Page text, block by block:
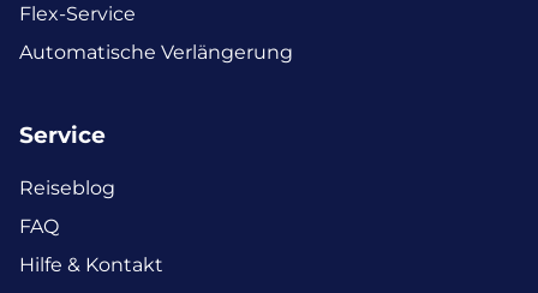
Flex-Service
Automatische Verlängerung
Service
Reiseblog
FAQ
Hilfe & Kontakt